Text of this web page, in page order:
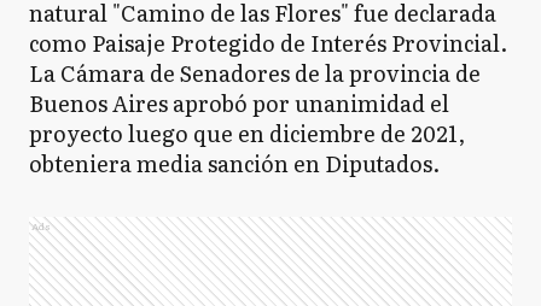
natural "Camino de las Flores" fue declarada
como Paisaje Protegido de Interés Provincial.
La Cámara de Senadores de la provincia de
Buenos Aires aprobó por unanimidad el
proyecto luego que en diciembre de 2021,
obteniera media sanción en Diputados.
Ads